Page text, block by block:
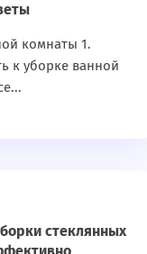
комнаты 1.
к уборке ванной
стеклянных